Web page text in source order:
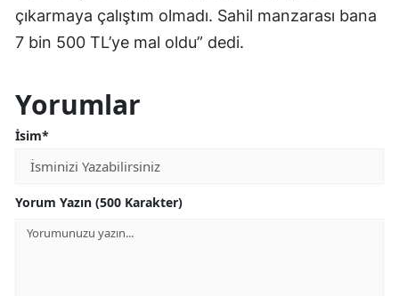
çıkarmaya çalıştım olmadı. Sahil manzarası bana
7 bin 500 TL’ye mal oldu” dedi.
Yorumlar
İsim*
Yorum Yazın (500 Karakter)